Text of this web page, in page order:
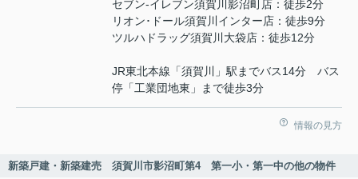
セブン-イレブン須賀川影沼町店：徒歩2分
リオン･ドール須賀川インター店：徒歩9分
ツルハドラッグ須賀川大袋店：徒歩12分
JR東北本線「須賀川」駅までバス14分 バス
停「工業団地東」まで徒歩3分
情報の見方
新築戸建・新築建売 須賀川市影沼町第4 第一小・第一中の他の物件